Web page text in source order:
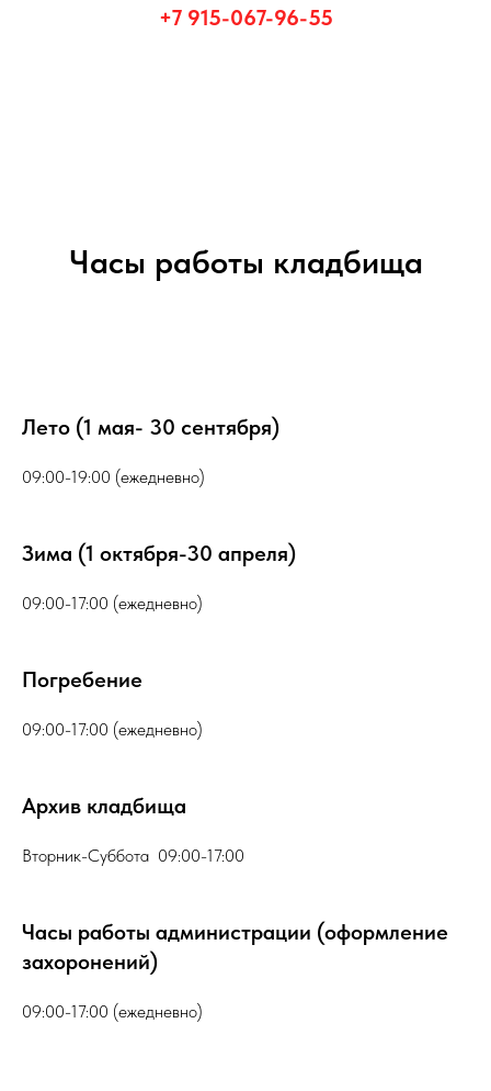
+7 915-067-96-55
Часы работы кладбища
Лето (1 мая- 30 сентября)
09:00-19:00 (ежедневно)
Зима (1 октября-30 апреля)
09:00-17:00 (ежедневно)
Погребение
09:00-17:00 (ежедневно)
Архив кладбища
Вторник-Суббота 09:00-17:00
Часы работы администрации (оформление
захоронений)
09:00-17:00 (ежедневно)